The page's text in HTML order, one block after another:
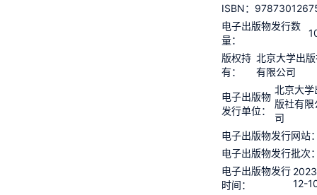
ISBN：
电子出版物发行数
量：
版权持
有：
北京大学出
有限公司
电子出版物
发行单位：
北京大学
版社有限
司
电子出版物发行网站
电子出版物发行批次
电子出版物发行
时间：
12-